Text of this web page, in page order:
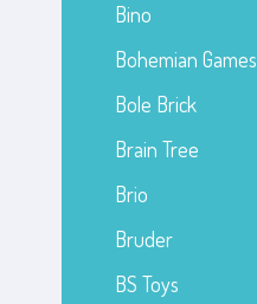
Bino
Bohemian Games
Bole Brick
Brain Tree
Brio
Bruder
BS Toys